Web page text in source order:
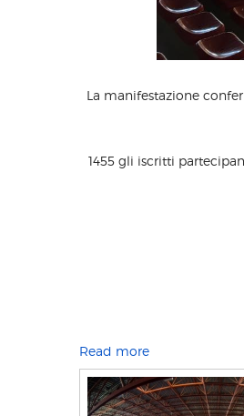
La manifestazione
1455 gli iscritti
Read more